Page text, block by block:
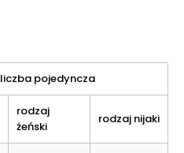
liczba pojedyncza
rodzaj
żeński
rodzaj nijaki